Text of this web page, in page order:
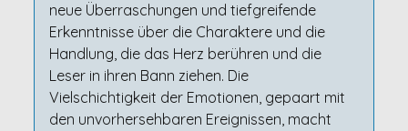
neue Überraschungen und tiefgreifende
Erkenntnisse über die Charaktere und die
Handlung, die das Herz berühren und die
Leser in ihren Bann ziehen. Die
Vielschichtigkeit der Emotionen, gepaart mit
den unvorhersehbaren Ereignissen, macht